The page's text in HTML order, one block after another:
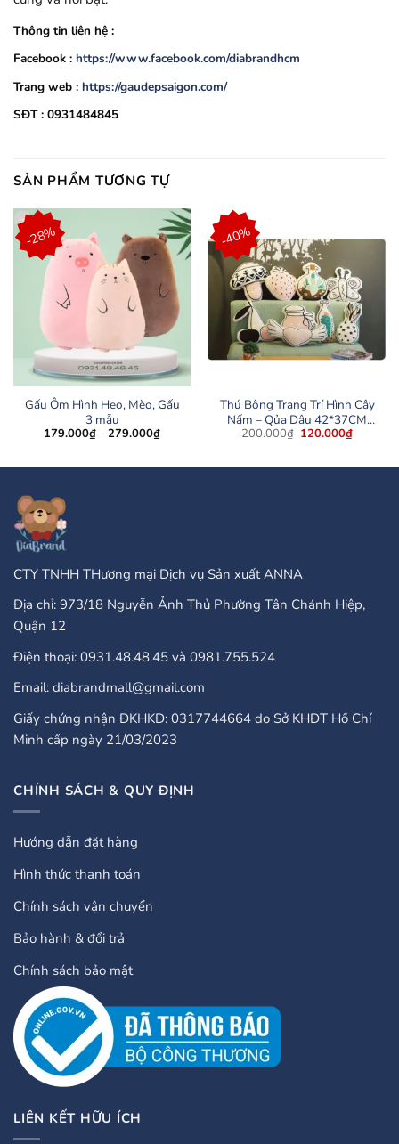
Thông tin liên hệ :
Facebook : https://www.facebook.com/diabrandhcm
Trang web : https://gaudepsaigon.com/
SĐT : 0931484845
SẢN PHẨM TƯƠNG TỰ
-28%
Gấu Ôm Hình Heo, Mèo, Gấu
3 mẫu
179.000₫–279.000₫Khoảng
179.000₫
-40%
Thú Bông Trang Trí Hình Cây
Nấm – Qủa Dâu 42*37CM
Siêu Dễ Thương
200.000₫ Giá
200.000₫.
120.000₫Giá
là:
CTY TNHH THương mại Dịch vụ Sản xuất ANNA
Địa chỉ: 973/18 Nguyễn Ảnh Thủ Phường Tân Chánh Hiệp,
Quận 12
Điện thoại: 0931.48.48.45 và 0981.755.524
Email: diabrandmall@gmail.com
Giấy chứng nhận ĐKHKD: 0317744664 do Sở KHĐT Hồ Chí
Minh cấp ngày 21/03/2023
CHÍNH SÁCH & QUY ĐỊNH
Hướng dẫn đặt hàng
Hình thức thanh toán
Chính sách vận chuyển
Bảo hành & đổi trả
Chính sách bảo mật
LIÊN KẾT HỮU ÍCH